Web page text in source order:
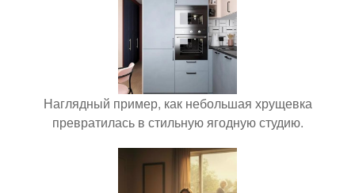
Наглядный пример, как небольшая хрущевка
превратилась в стильную ягодную студию.